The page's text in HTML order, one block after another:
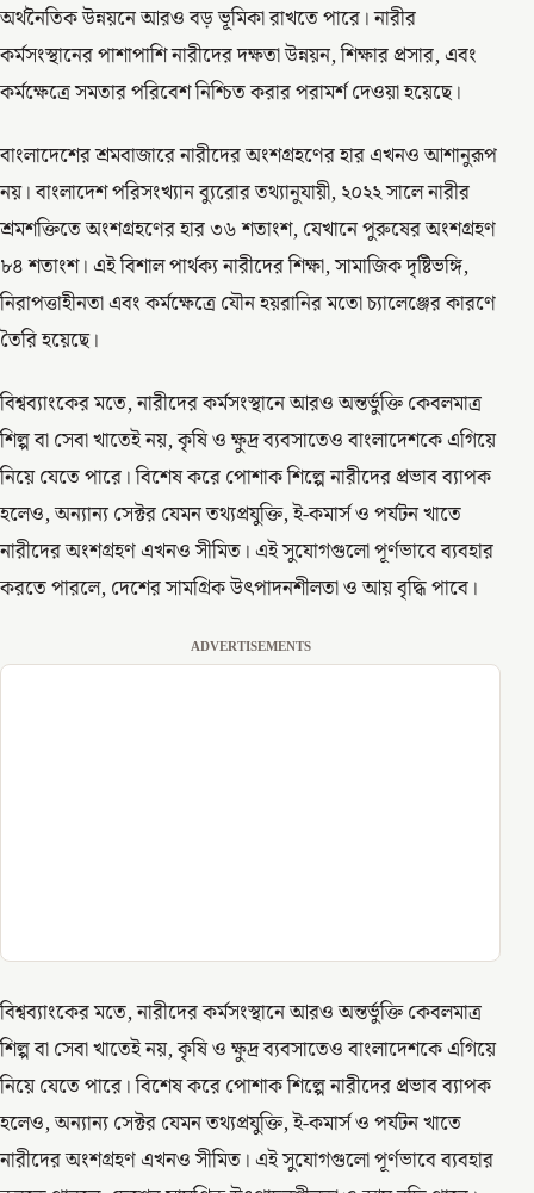
অর্থনৈতিক উন্নয়নে আরও বড় ভূমিকা রাখতে পারে। নারীর
কর্মসংস্থানের পাশাপাশি নারীদের দক্ষতা উন্নয়ন, শিক্ষার প্রসার, এবং
কর্মক্ষেত্রে সমতার পরিবেশ নিশ্চিত করার পরামর্শ দেওয়া হয়েছে।
বাংলাদেশের শ্রমবাজারে নারীদের অংশগ্রহণের হার এখনও আশানুরূপ
নয়। বাংলাদেশ পরিসংখ্যান ব্যুরোর তথ্যানুযায়ী, ২০২২ সালে নারীর
শ্রমশক্তিতে অংশগ্রহণের হার ৩৬ শতাংশ, যেখানে পুরুষের অংশগ্রহণ
৮৪ শতাংশ। এই বিশাল পার্থক্য নারীদের শিক্ষা, সামাজিক দৃষ্টিভঙ্গি,
নিরাপত্তাহীনতা এবং কর্মক্ষেত্রে যৌন হয়রানির মতো চ্যালেঞ্জের কারণে
তৈরি হয়েছে।
বিশ্বব্যাংকের মতে, নারীদের কর্মসংস্থানে আরও অন্তর্ভুক্তি কেবলমাত্র
শিল্প বা সেবা খাতেই নয়, কৃষি ও ক্ষুদ্র ব্যবসাতেও বাংলাদেশকে এগিয়ে
নিয়ে যেতে পারে। বিশেষ করে পোশাক শিল্পে নারীদের প্রভাব ব্যাপক
হলেও, অন্যান্য সেক্টর যেমন তথ্যপ্রযুক্তি, ই-কমার্স ও পর্যটন খাতে
নারীদের অংশগ্রহণ এখনও সীমিত। এই সুযোগগুলো পূর্ণভাবে ব্যবহার
করতে পারলে, দেশের সামগ্রিক উৎপাদনশীলতা ও আয় বৃদ্ধি পাবে।
ADVERTISEMENTS
বিশ্বব্যাংকের মতে, নারীদের কর্মসংস্থানে আরও অন্তর্ভুক্তি কেবলমাত্র
শিল্প বা সেবা খাতেই নয়, কৃষি ও ক্ষুদ্র ব্যবসাতেও বাংলাদেশকে এগিয়ে
নিয়ে যেতে পারে। বিশেষ করে পোশাক শিল্পে নারীদের প্রভাব ব্যাপক
হলেও, অন্যান্য সেক্টর যেমন তথ্যপ্রযুক্তি, ই-কমার্স ও পর্যটন খাতে
নারীদের অংশগ্রহণ এখনও সীমিত। এই সুযোগগুলো পূর্ণভাবে ব্যবহার